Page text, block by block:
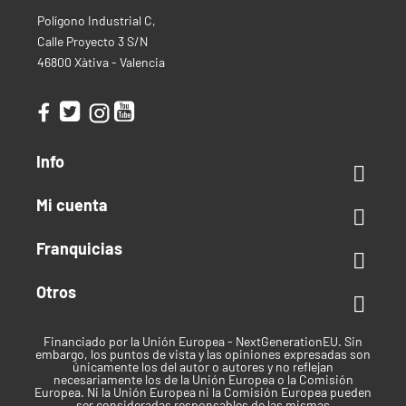
Polígono Industrial C,
Calle Proyecto 3 S/N
46800 Xàtiva - Valencia
Info

Mi cuenta

Franquicias

Otros

Financiado por la Unión Europea - NextGenerationEU. Sin
embargo, los puntos de vista y las opiniones expresadas son
únicamente los del autor o autores y no reflejan
necesariamente los de la Unión Europea o la Comisión
Europea. Ni la Unión Europea ni la Comisión Europea pueden